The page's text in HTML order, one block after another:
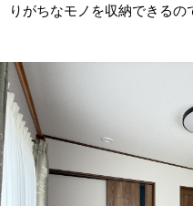
りがちなモノを収納できるの